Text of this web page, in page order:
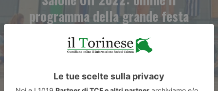
programma della grande festa
del libro che torna per la XVIII
edizione